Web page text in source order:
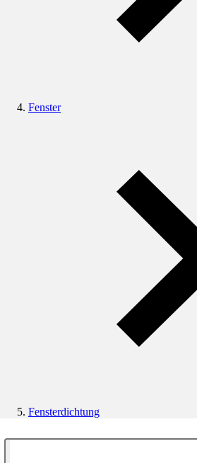
Fenster
Fensterdichtung